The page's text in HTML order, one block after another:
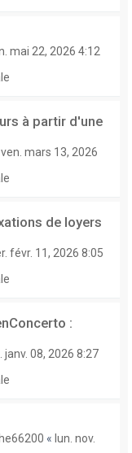
mai 22, 2026 4:12
à partir d'une
ven. mars 13, 2026
de loyers
févr. 11, 2026 8:05
:
janv. 08, 2026 8:27
« lun. nov.